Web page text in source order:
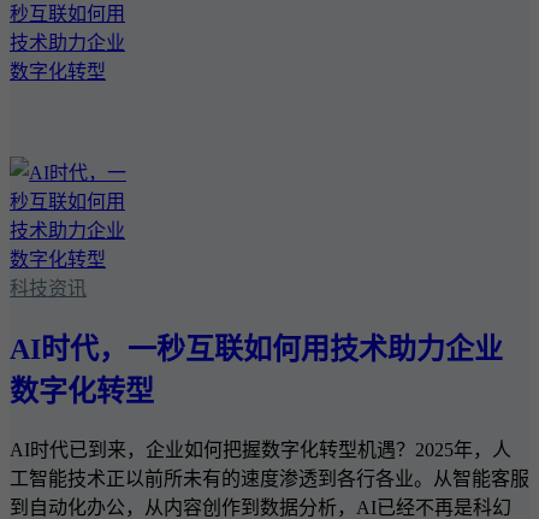
科技资讯
AI时代，一秒互联如何用技术助力企业
数字化转型
AI时代已到来，企业如何把握数字化转型机遇？2025年，人
工智能技术正以前所未有的速度渗透到各行各业。从智能客服
到自动化办公，从内容创作到数据分析，AI已经不再是科幻